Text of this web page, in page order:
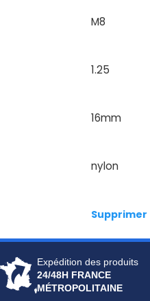
M8
1.25
16mm
nylon
Supprimer
Expédition des produits
24/48H FRANCE
MÉTROPOLITAINE